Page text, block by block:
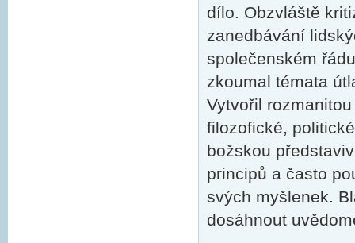
dílo. Obzvláště
zanedbávání
společenském
zkoumal témata
Vytvořil
filozofické,
božskou
principů a často
svých myšlenek.
dosáhnout